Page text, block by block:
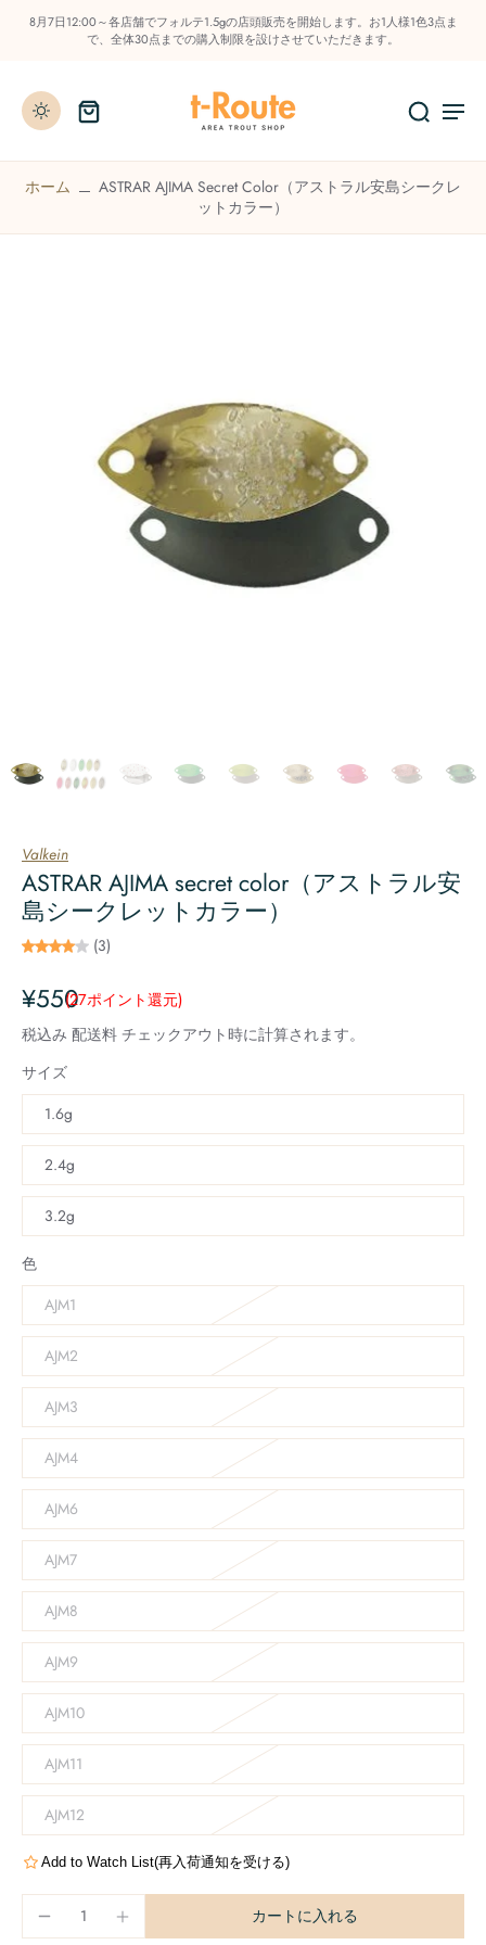
8月7日12:00～各店舗でフォルテ1.5gの店頭販売を開始します。お1人様1色3点ま
で、全体30点までの購入制限を設けさせていただきます。
ホーム
ASTRAR AJIMA Secret Color（アストラル安島シークレ
ットカラー）
Valkein
ASTRAR AJIMA secret color（アストラル安
島シークレットカラー）
(3)
¥550
(27ポイント還元)
税込み 配送料 チェックアウト時に計算されます。
サイズ
1.6g
2.4g
3.2g
色
AJM1
AJM2
AJM3
AJM4
AJM6
AJM7
AJM8
AJM9
AJM10
AJM11
AJM12
Add to Watch List(再入荷通知を受ける)
カートに入れる